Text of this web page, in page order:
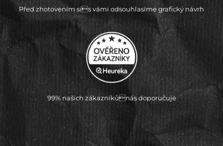
Před zhotovením sis vámi odsouhlasíme grafický návrh
99% našich zákazníkůnás doporučuje